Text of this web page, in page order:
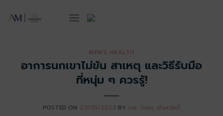
MEN'S HEALTH
อาการนกเขาไม่ขัน สาเหตุ และวิธีรับมือ
ที่หนุ่ม ๆ ควรรู้!
POSTED ON 20/03/2023 BY นพ. วิษณุ เฮ้งสวัสดิ์